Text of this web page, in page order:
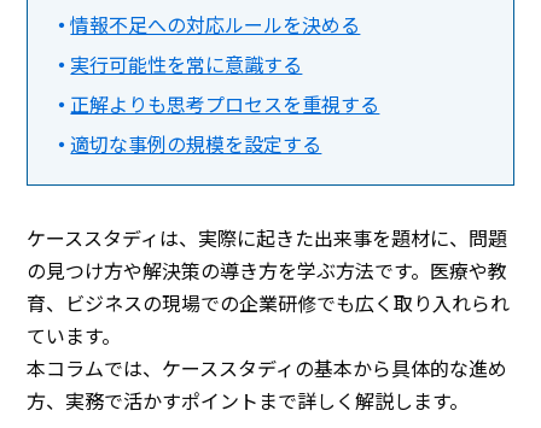
情報不足への対応ルールを決める
実行可能性を常に意識する
正解よりも思考プロセスを重視する
適切な事例の規模を設定する
ケーススタディは、実際に起きた出来事を題材に、問題
の見つけ方や解決策の導き方を学ぶ方法です。医療や教
育、ビジネスの現場での企業研修でも広く取り入れられ
ています。
本コラムでは、ケーススタディの基本から具体的な進め
方、実務で活かすポイントまで詳しく解説します。